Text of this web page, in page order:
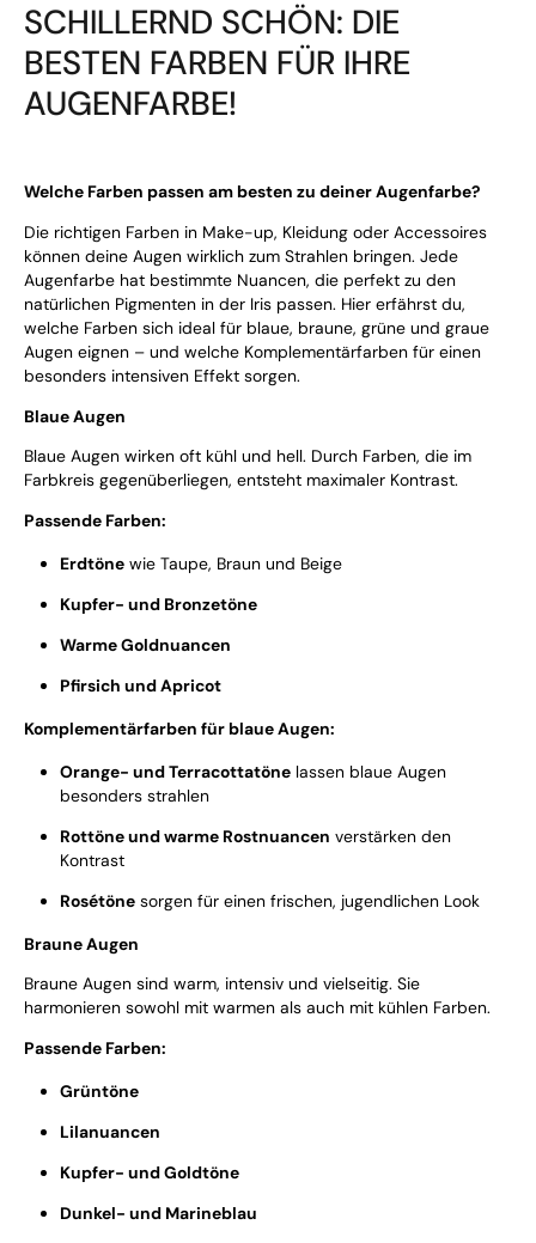
SCHILLERND SCHÖN: DIE
BESTEN FARBEN FÜR IHRE
AUGENFARBE!
Welche Farben passen am besten zu deiner Augenfarbe?
Die richtigen Farben in Make-up, Kleidung oder Accessoires
können deine Augen wirklich zum Strahlen bringen. Jede
Augenfarbe hat bestimmte Nuancen, die perfekt zu den
natürlichen Pigmenten in der Iris passen. Hier erfährst du,
welche Farben sich ideal für blaue, braune, grüne und graue
Augen eignen – und welche Komplementärfarben für einen
besonders intensiven Effekt sorgen.
Blaue Augen
Blaue Augen wirken oft kühl und hell. Durch Farben, die im
Farbkreis gegenüberliegen, entsteht maximaler Kontrast.
Passende Farben:
Erdtöne wie Taupe, Braun und Beige
Kupfer- und Bronzetöne
Warme Goldnuancen
Pfirsich und Apricot
Komplementärfarben für blaue Augen:
Orange- und Terracottatöne lassen blaue Augen
besonders strahlen
Rottöne und warme Rostnuancen verstärken den
Kontrast
Rosétöne sorgen für einen frischen, jugendlichen Look
Braune Augen
Braune Augen sind warm, intensiv und vielseitig. Sie
harmonieren sowohl mit warmen als auch mit kühlen Farben.
Passende Farben:
Grüntöne
Lilanuancen
Kupfer- und Goldtöne
Dunkel- und Marineblau